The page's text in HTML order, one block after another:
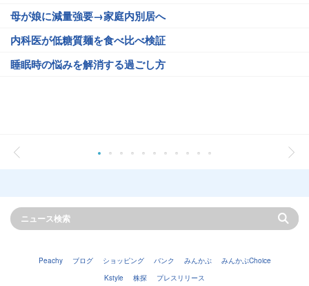
母が娘に減量強要→家庭内別居へ
内科医が低糖質麺を食べ比べ検証
睡眠時の悩みを解消する過ごし方
Peachy ブログ ショッピング バンク みんかぶ
みんかぶChoice
Kstyle
株探 プレスリリース